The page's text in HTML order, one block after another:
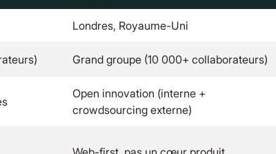
Londres, Royaume-Uni
Grand groupe (10 000+ collaborateurs)
Open innovation (interne +
crowdsourcing externe)